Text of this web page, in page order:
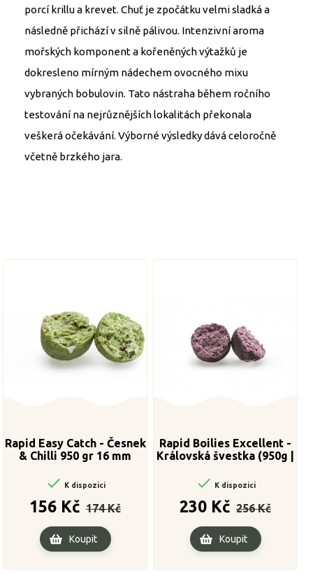
porcí krillu a krevet. Chuť je zpočátku velmi sladká a
následně přichází v silně pálivou. Intenzivní aroma
mořských komponent a kořeněných výtažků je
dokresleno mírným nádechem ovocného mixu
vybraných bobulovin. Tato nástraha během ročního
testování na nejrůznějších lokalitách překonala
veškerá očekávání. Výborné výsledky dává celoročně
včetně brzkého jara.
Rapid Easy Catch - Česnek
& Chilli 950 gr 16 mm
 K dispozici
156 Kč
cena
174 Kč
Koupit
Rapid Boilies Excellent -
Královská švestka (950g |
 K dispozici
230 Kč
cena
256 Kč
Koupit